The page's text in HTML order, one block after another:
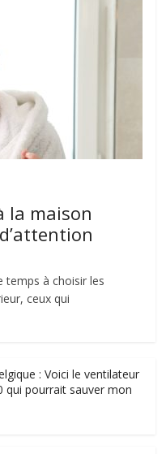
la maison
temps à choisir les
ceux qui
: Voici le ventilateur
qui pourrait sauver mon